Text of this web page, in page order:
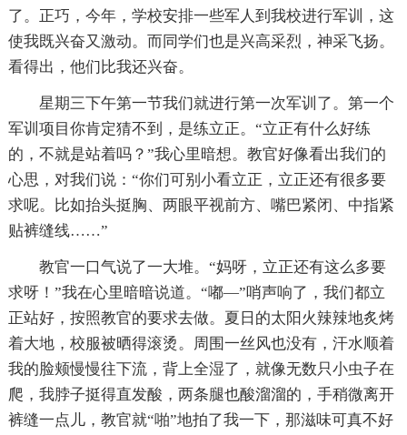
了。正巧，今年，学校安排一些军人到我校进行军训，这
使我既兴奋又激动。而同学们也是兴高采烈，神采飞扬。
看得出，他们比我还兴奋。
星期三下午第一节我们就进行第一次军训了。第一个
军训项目你肯定猜不到，是练立正。“立正有什么好练
的，不就是站着吗？”我心里暗想。教官好像看出我们的
心思，对我们说：“你们可别小看立正，立正还有很多要
求呢。比如抬头挺胸、两眼平视前方、嘴巴紧闭、中指紧
贴裤缝线……”
教官一口气说了一大堆。“妈呀，立正还有这么多要
求呀！”我在心里暗暗说道。“嘟—”哨声响了，我们都立
正站好，按照教官的要求去做。夏日的太阳火辣辣地炙烤
着大地，校服被晒得滚烫。周围一丝风也没有，汗水顺着
我的脸颊慢慢往下流，背上全湿了，就像无数只小虫子在
爬，我脖子挺得直发酸，两条腿也酸溜溜的，手稍微离开
裤缝一点儿，教官就“啪”地拍了我一下，那滋味可真不好